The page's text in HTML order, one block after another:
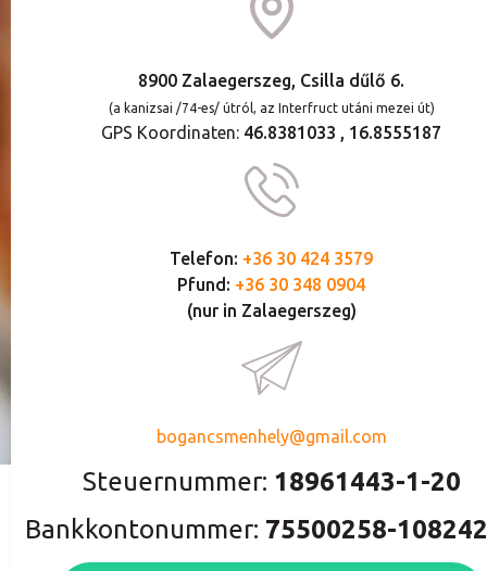
8900 Zalaegerszeg, Csilla dűlő 6.
(a kanizsai /74-es/ útról, az Interfruct utáni mezei út)
GPS Koordinaten: 46.8381033 , 16.8555187
Telefon: +36 30 424 3579
Pfund: +36 30 348 0904
(nur in Zalaegerszeg)
bogancsmenhely@gmail.com
Steuernummer: 18961443-1-20
Bankkontonummer: 75500258-